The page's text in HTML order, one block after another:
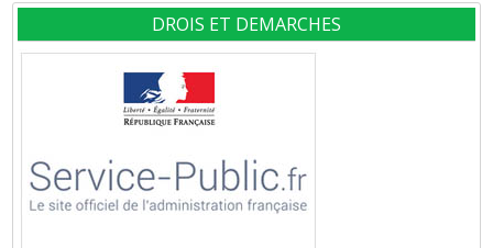
DROIS ET DEMARCHES